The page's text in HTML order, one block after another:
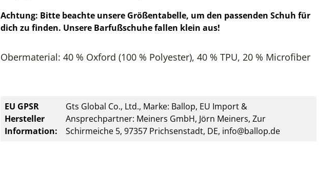
Achtung: Bitte beachte unsere Größentabelle, um den passenden Schuh für
dich zu finden. Unsere Barfußschuhe fallen klein aus!
Obermaterial: 40 % Oxford (100 % Polyester), 40 % TPU, 20 % Microfiber
EU GPSR
Hersteller
Information:
Gts Global Co., Ltd., Marke: Ballop, EU Import &
Ansprechpartner: Meiners GmbH, Jörn Meiners, Zur
Schirmeiche 5, 97357 Prichsenstadt, DE, info@ballop.de